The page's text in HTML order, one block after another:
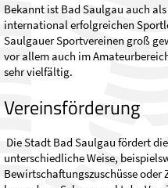
Bekannt ist Bad Saulgau auch
international erfolgreichen
Saulgauer Sportvereinen groß
vor allem auch im
sehr vielfältig.
Vereinsförderung
Die Stadt Bad Saulgau fördert
unterschiedliche Weise,
Bewirtschaftungszuschüsse oder